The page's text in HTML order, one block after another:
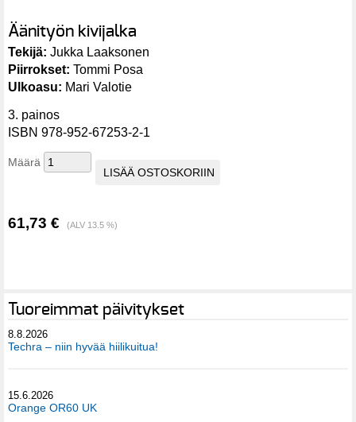
Äänityön kivijalka
Tekijä: Jukka Laaksonen
Piirrokset: Tommi Posa
Ulkoasu: Mari Valotie
3. painos
ISBN 978-952-67253-2-1
Määrä
61,73 € (ALV 13.5 %)
Tuoreimmat päivitykset
8.8.2026
Techra – niin hyvää hiilikuitua!
15.6.2026
Orange OR60 UK